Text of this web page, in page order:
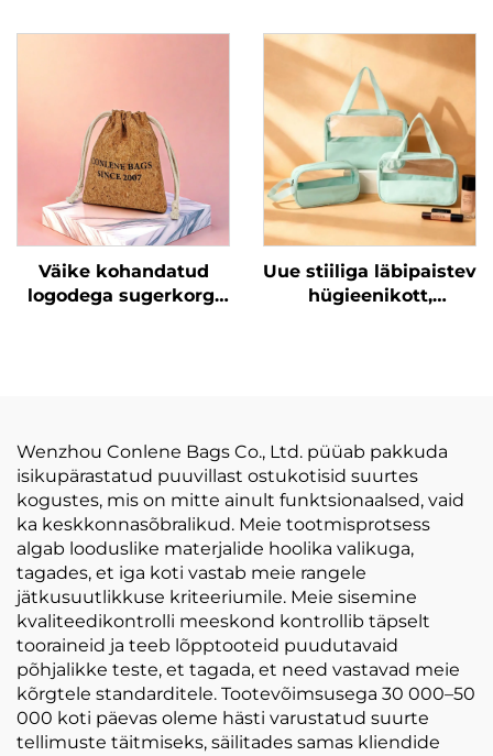
tootekott tüdrukutele
Veesoojendusega
Riietekottidega
Väike kohandatud
logodega sugerkorgi
Uue stiiliga läbipaistev
hügieenikott,
Wenzhou Conlene Bags Co., Ltd. püüab pakkuda
isikupärastatud puuvillast ostukotisid suurtes
kogustes, mis on mitte ainult funktsionaalsed, vaid
ka keskkonnasõbralikud. Meie tootmisprotsess
algab looduslike materjalide hoolika valikuga,
tagades, et iga koti vastab meie rangele
jätkusuutlikkuse kriteeriumile. Meie sisemine
kvaliteedikontrolli meeskond kontrollib täpselt
tooraineid ja teeb lõpptooteid puudutavaid
põhjalikke teste, et tagada, et need vastavad meie
kõrgtele standarditele. Tootevõimsusega 30 000–50
000 koti päevas oleme hästi varustatud suurte
tellimuste täitmiseks, säilitades samas kliendide